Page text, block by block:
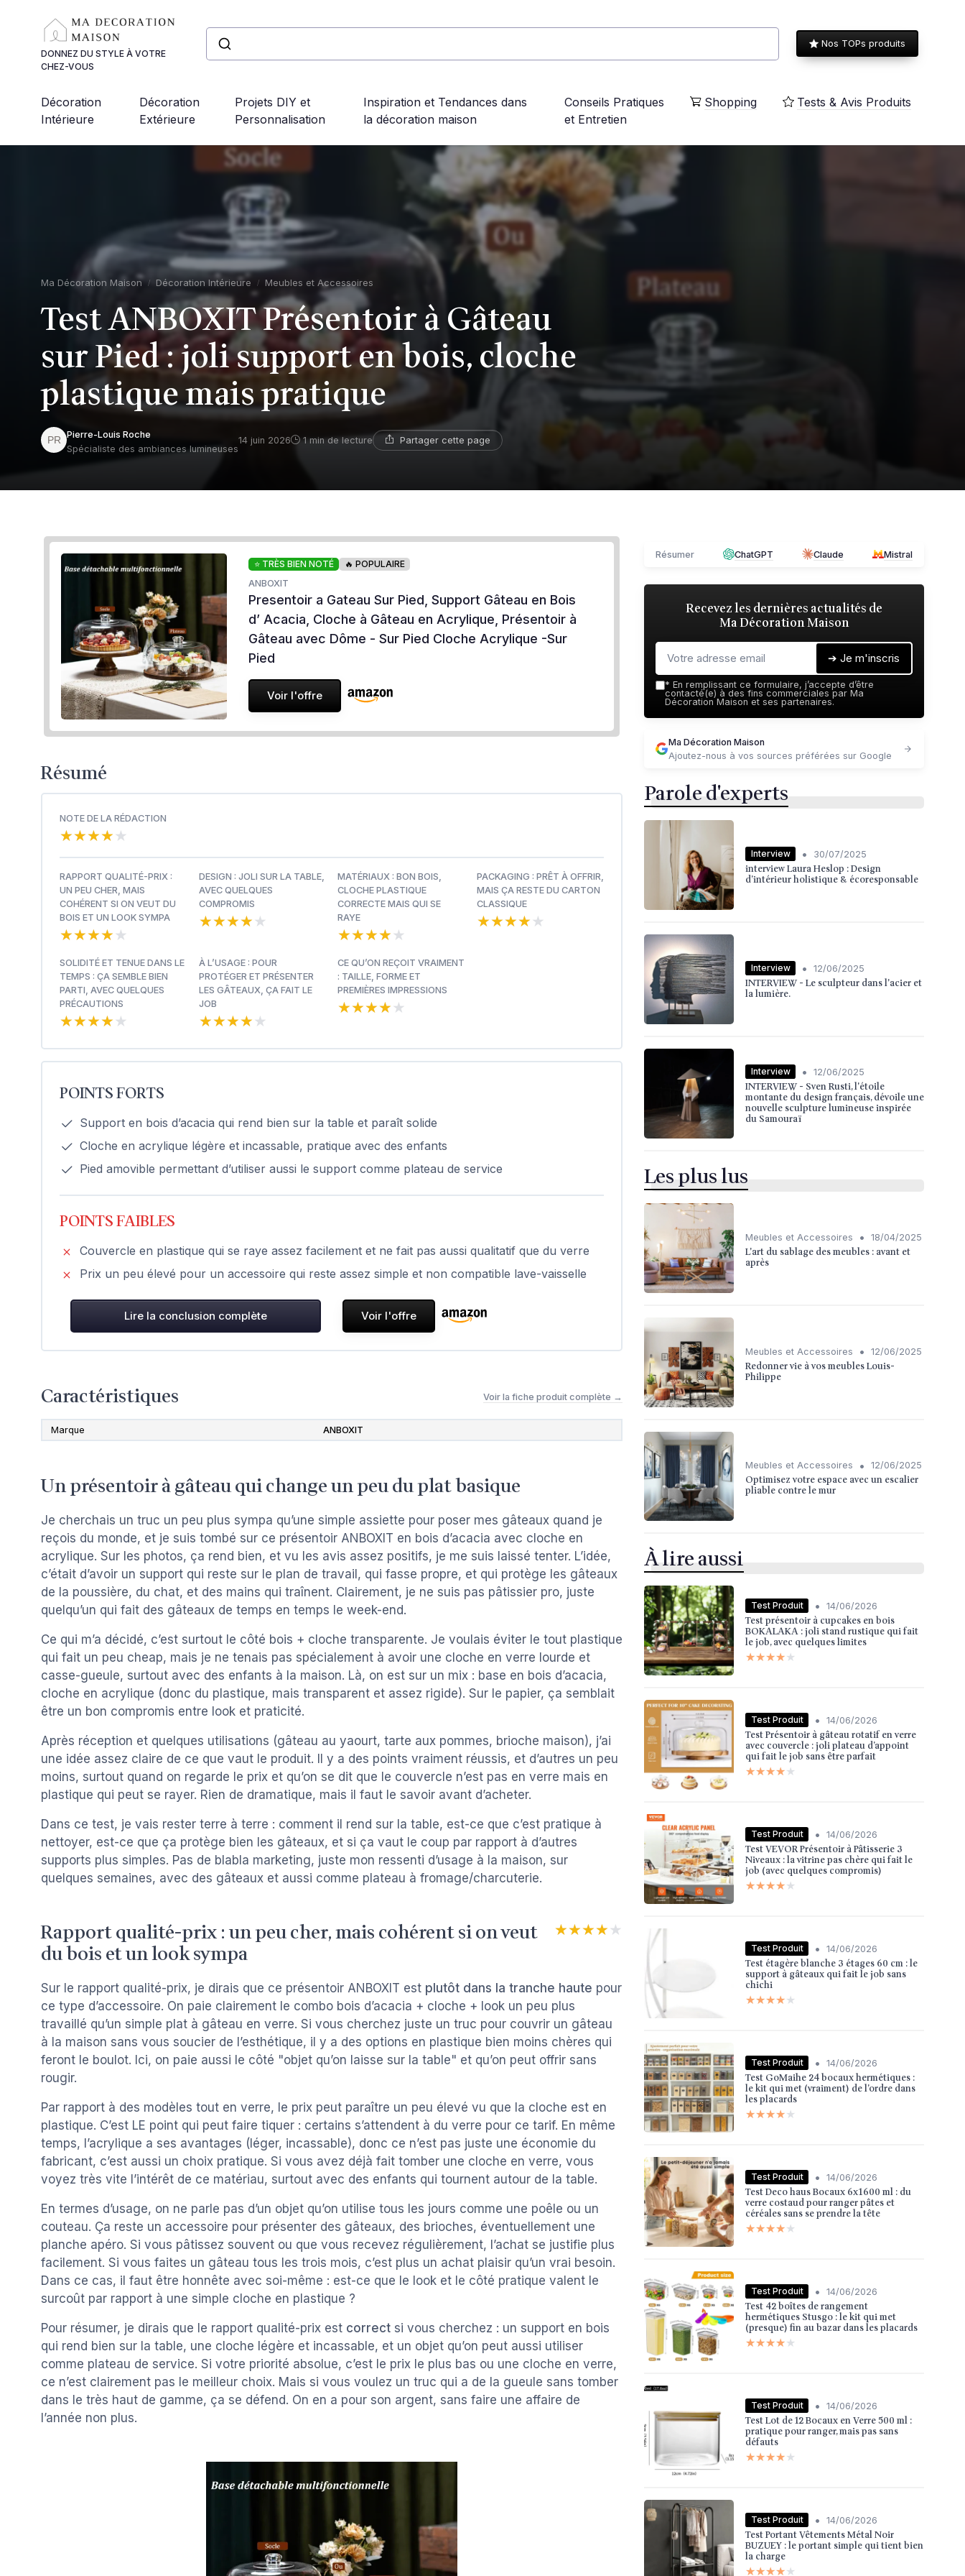
DONNEZ DU STYLE À VOTRE
CHEZ-VOUS
Nos TOPs produits
Décoration
Intérieure
Décoration
Extérieure
Projets DIY et
Personnalisation
Inspiration et Tendances dans
la décoration maison
Conseils Pratiques
et Entretien
Shopping Tests & Avis Produits
Ma Décoration Maison Décoration Intérieure Meubles et Accessoires
Test ANBOXIT Présentoir à Gâteau
sur Pied : joli support en bois, cloche
plastique mais pratique
Pierre-Louis Roche
Spécialiste des ambiances lumineuses
14 juin 2026 1 min de lecture Partager cette page
⭐ TRÈS BIEN NOTÉ
🔥 POPULAIRE
ANBOXIT
Presentoir a Gateau Sur Pied, Support Gâteau en Bois
d’ Acacia, Cloche à Gâteau en Acrylique, Présentoir à
Gâteau avec Dôme - Sur Pied Cloche Acrylique -Sur
Pied
Voir l'offre
Résumé
NOTE DE LA RÉDACTION
★★★★★
★★★★★
RAPPORT QUALITÉ-PRIX :
UN PEU CHER, MAIS
COHÉRENT SI ON VEUT DU
BOIS ET UN LOOK SYMPA
★★★★★
★★★★★
DESIGN : JOLI SUR LA TABLE,
AVEC QUELQUES
COMPROMIS
★★★★★
★★★★★
MATÉRIAUX : BON BOIS,
CLOCHE PLASTIQUE
CORRECTE MAIS QUI SE
RAYE
★★★★★
★★★★★
PACKAGING : PRÊT À OFFRIR,
MAIS ÇA RESTE DU CARTON
CLASSIQUE
★★★★★
★★★★★
SOLIDITÉ ET TENUE DANS LE
TEMPS : ÇA SEMBLE BIEN
PARTI, AVEC QUELQUES
PRÉCAUTIONS
★★★★★
★★★★★
À L’USAGE : POUR
PROTÉGER ET PRÉSENTER
LES GÂTEAUX, ÇA FAIT LE
JOB
★★★★★
★★★★★
CE QU’ON REÇOIT VRAIMENT
: TAILLE, FORME ET
PREMIÈRES IMPRESSIONS
★★★★★
★★★★★
POINTS FORTS
Support en bois d’acacia qui rend bien sur la table et paraît solide
Cloche en acrylique légère et incassable, pratique avec des enfants
Pied amovible permettant d’utiliser aussi le support comme plateau de service
POINTS FAIBLES
Couvercle en plastique qui se raye assez facilement et ne fait pas aussi qualitatif que du verre
Prix un peu élevé pour un accessoire qui reste assez simple et non compatible lave-vaisselle
Lire la conclusion complète Voir l'offre
Caractéristiques Voir la fiche produit complète →
Marque ANBOXIT
Un présentoir à gâteau qui change un peu du plat basique
Je cherchais un truc un peu plus sympa qu’une simple assiette pour poser mes gâteaux quand je
reçois du monde, et je suis tombé sur ce présentoir ANBOXIT en bois d’acacia avec cloche en
acrylique. Sur les photos, ça rend bien, et vu les avis assez positifs, je me suis laissé tenter. L’idée,
c’était d’avoir un support qui reste sur le plan de travail, qui fasse propre, et qui protège les gâteaux
de la poussière, du chat, et des mains qui traînent. Clairement, je ne suis pas pâtissier pro, juste
quelqu’un qui fait des gâteaux de temps en temps le week-end.
Ce qui m’a décidé, c’est surtout le côté bois + cloche transparente. Je voulais éviter le tout plastique
qui fait un peu cheap, mais je ne tenais pas spécialement à avoir une cloche en verre lourde et
casse-gueule, surtout avec des enfants à la maison. Là, on est sur un mix : base en bois d’acacia,
cloche en acrylique (donc du plastique, mais transparent et assez rigide). Sur le papier, ça semblait
être un bon compromis entre look et praticité.
Après réception et quelques utilisations (gâteau au yaourt, tarte aux pommes, brioche maison), j’ai
une idée assez claire de ce que vaut le produit. Il y a des points vraiment réussis, et d’autres un peu
moins, surtout quand on regarde le prix et qu’on se dit que le couvercle n’est pas en verre mais en
plastique qui peut se rayer. Rien de dramatique, mais il faut le savoir avant d’acheter.
Dans ce test, je vais rester terre à terre : comment il rend sur la table, est-ce que c’est pratique à
nettoyer, est-ce que ça protège bien les gâteaux, et si ça vaut le coup par rapport à d’autres
supports plus simples. Pas de blabla marketing, juste mon ressenti d’usage à la maison, sur
quelques semaines, avec des gâteaux et aussi comme plateau à fromage/charcuterie.
Rapport qualité-prix : un peu cher, mais cohérent si on veut
du bois et un look sympa
★★★★★
★★★★★
Sur le rapport qualité-prix, je dirais que ce présentoir ANBOXIT est plutôt dans la tranche haute pour
ce type d’accessoire. On paie clairement le combo bois d’acacia + cloche + look un peu plus
travaillé qu’un simple plat à gâteau en verre. Si vous cherchez juste un truc pour couvrir un gâteau
à la maison sans vous soucier de l’esthétique, il y a des options en plastique bien moins chères qui
feront le boulot. Ici, on paie aussi le côté "objet qu’on laisse sur la table" et qu’on peut offrir sans
rougir.
Par rapport à des modèles tout en verre, le prix peut paraître un peu élevé vu que la cloche est en
plastique. C’est LE point qui peut faire tiquer : certains s’attendent à du verre pour ce tarif. En même
temps, l’acrylique a ses avantages (léger, incassable), donc ce n’est pas juste une économie du
fabricant, c’est aussi un choix pratique. Si vous avez déjà fait tomber une cloche en verre, vous
voyez très vite l’intérêt de ce matériau, surtout avec des enfants qui tournent autour de la table.
En termes d’usage, on ne parle pas d’un objet qu’on utilise tous les jours comme une poêle ou un
couteau. Ça reste un accessoire pour présenter des gâteaux, des brioches, éventuellement une
planche apéro. Si vous pâtissez souvent ou que vous recevez régulièrement, l’achat se justifie plus
facilement. Si vous faites un gâteau tous les trois mois, c’est plus un achat plaisir qu’un vrai besoin.
Dans ce cas, il faut être honnête avec soi-même : est-ce que le look et le côté pratique valent le
surcoût par rapport à une simple cloche en plastique ?
Pour résumer, je dirais que le rapport qualité-prix est correct si vous cherchez : un support en bois
qui rend bien sur la table, une cloche légère et incassable, et un objet qu’on peut aussi utiliser
comme plateau de service. Si votre priorité absolue, c’est le prix le plus bas ou une cloche en verre,
ce n’est clairement pas le meilleur choix. Mais si vous voulez un truc qui a de la gueule sans tomber
dans le très haut de gamme, ça se défend. On en a pour son argent, sans faire une affaire de
l’année non plus.
Résumer ChatGPT Claude Mistral
Recevez les dernières actualités de
Ma Décoration Maison
➔ Je m'inscris
* En remplissant ce formulaire, j’accepte d’être
contacté(e) à des fins commerciales par Ma
Décoration Maison et ses partenaires.
Ma Décoration Maison
Ajoutez-nous à vos sources préférées sur Google
Parole d'experts
Interview • 30/07/2025
interview Laura Heslop : Design
d’intérieur holistique & écoresponsable
Interview • 12/06/2025
INTERVIEW - Le sculpteur dans l'acier et
la lumière.
Interview • 12/06/2025
INTERVIEW - Sven Rusti, l'étoile
montante du design français, dévoile une
nouvelle sculpture lumineuse inspirée
du Samouraï
Les plus lus
Meubles et Accessoires • 18/04/2025
L'art du sablage des meubles : avant et
après
Meubles et Accessoires • 12/06/2025
Redonner vie à vos meubles Louis-
Philippe
Meubles et Accessoires • 12/06/2025
Optimisez votre espace avec un escalier
pliable contre le mur
À lire aussi
Test Produit • 14/06/2026
Test présentoir à cupcakes en bois
BOKALAKA : joli stand rustique qui fait
le job, avec quelques limites
★★★★★
★★★★★
Test Produit • 14/06/2026
Test Présentoir à gâteau rotatif en verre
avec couvercle : joli plateau d’appoint
qui fait le job sans être parfait
★★★★★
★★★★★
Test Produit • 14/06/2026
Test VEVOR Présentoir à Pâtisserie 3
Niveaux : la vitrine pas chère qui fait le
job (avec quelques compromis)
★★★★★
★★★★★
Test Produit • 14/06/2026
Test étagère blanche 3 étages 60 cm : le
support à gâteaux qui fait le job sans
chichi
★★★★★
★★★★★
Test Produit • 14/06/2026
Test GoMaihe 24 bocaux hermétiques :
le kit qui met (vraiment) de l’ordre dans
les placards
★★★★★
★★★★★
Test Produit • 14/06/2026
Test Deco haus Bocaux 6x1600 ml : du
verre costaud pour ranger pâtes et
céréales sans se prendre la tête
★★★★★
★★★★★
Test Produit • 14/06/2026
Test 42 boîtes de rangement
hermétiques Stusgo : le kit qui met
(presque) fin au bazar dans les placards
★★★★★
★★★★★
Test Produit • 14/06/2026
Test Lot de 12 Bocaux en Verre 500 ml :
pratique pour ranger, mais pas sans
défauts
★★★★★
★★★★★
Test Produit • 14/06/2026
Test Portant Vêtements Métal Noir
BUZUEY : le portant simple qui tient bien
la charge
★★★★★
★★★★★